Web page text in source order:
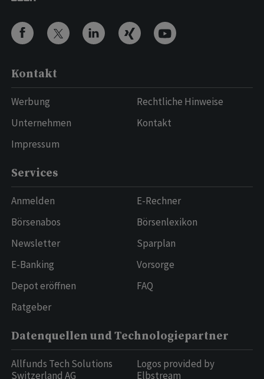
Kontakt
Werbung
Unternehmen
Impressum
Rechtliche Hinweise
Kontakt
Services
Anmelden
Börsenabos
Newsletter
E-Banking
Depot eröffnen
Ratgeber
E-Rechner
Börsenlexikon
Sparplan
Vorsorge
FAQ
Datenquellen und Technologiepartner
Allfunds Tech Solutions
Switzerland AG
Logos provided by
Elbstream